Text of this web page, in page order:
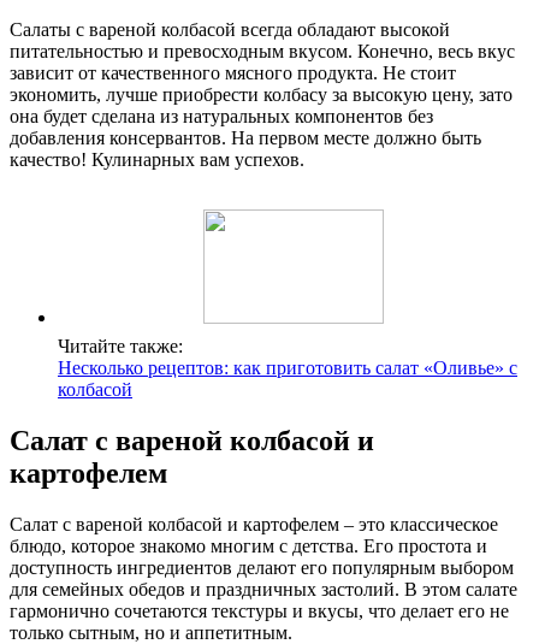
Салаты с вареной колбасой всегда обладают высокой
питательностью и превосходным вкусом. Конечно, весь вкус
зависит от качественного мясного продукта. Не стоит
экономить, лучше приобрести колбасу за высокую цену, зато
она будет сделана из натуральных компонентов без
добавления консервантов. На первом месте должно быть
качество! Кулинарных вам успехов.
Читайте также:
Несколько рецептов: как приготовить салат «Оливье» с
колбасой
Салат с вареной колбасой и
картофелем
Салат с вареной колбасой и картофелем – это классическое
блюдо, которое знакомо многим с детства. Его простота и
доступность ингредиентов делают его популярным выбором
для семейных обедов и праздничных застолий. В этом салате
гармонично сочетаются текстуры и вкусы, что делает его не
только сытным, но и аппетитным.